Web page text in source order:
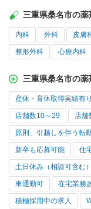
三重県桑名市の
内科 外科 皮膚
整形外科 心療内科
三重県桑名市の
産休・育休取得実績有り
店舗数10～29 店舗
原則、引越しを伴う転
新卒も応募可能 住
土日休み（相談可含む）
車通勤可 在宅業務
積極採用中の求人